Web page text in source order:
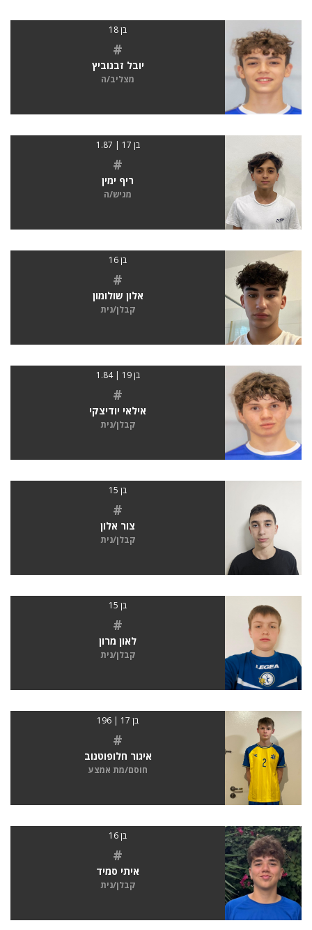
בן 18
#
יובל זבנוביץ
מצליב/ה
בן 17 | 1.87
#
ריף ימין
מגיש/ה
בן 16
#
אלון שולומון
קבלן/נית
בן 19 | 1.84
#
אילאי יודיצקי
קבלן/נית
בן 15
#
צור אלון
קבלן/נית
בן 15
#
לאון מרון
קבלן/נית
בן 17 | 196
#
איגור חלופוטנוב
חוסם/מת אמצע
בן 16
#
איתי סמיד
קבלן/נית